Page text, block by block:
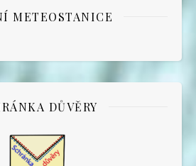
METEOSTANICE
DŮVĚRY